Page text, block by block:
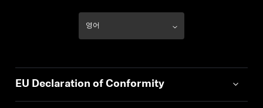
EU Declaration of Conformity